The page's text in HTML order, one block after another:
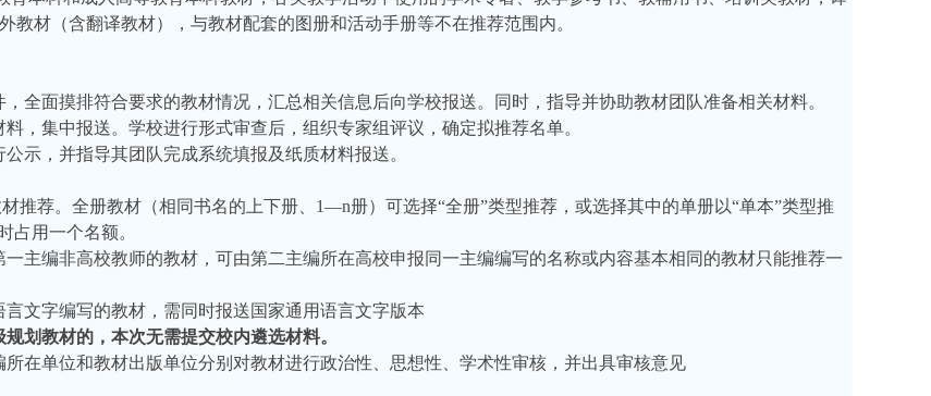
材（含翻译教材），与教材配套的图册和活动手册等不在推荐范围内。
全面摸排符合要求的教材情况，汇总相关信息后向学校报送。同时，指导并协助教材团队准备相关材料。
，集中报送。学校进行形式审查后，组织专家组评议，确定拟推荐名单。
示，并指导其团队完成系统填报及纸质材料报送。
推荐。全册教材（相同书名的上下册、1—n册）可选择“全册”类型推荐，或选择其中的单册以“单本”类型推
占用一个名额。
主编非高校教师的教材，可由第二主编所在高校申报同一主编编写的名称或内容基本相同的教材只能推荐一
文字编写的教材，需同时报送国家通用语言文字版本
划教材的，本次无需提交校内遴选材料。
在单位和教材出版单位分别对教材进行政治性、思想性、学术性审核，并出具审核意见